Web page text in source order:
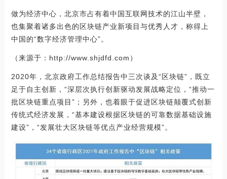
做为经济中心，北京市占有着中国互联网技术的江山半壁，
也集聚着诸多出色的区块链产业新项目与优秀人才，称得上
中国的“数字经济管理中心”。
（来源于：http://www.shjdfd.com）
2020年，北京政府工作总结报告中三次谈及“区块链”，既立
足于自主创新，“深层次执行创新驱动发展战略定位，“推动一
批区块链重点项目”；另外，也着眼于促进区块链颠覆式创新
传统式经济发展，“基本建设根据区块链的可靠数据基础设施
建设”，“发展壮大区块链等优点产业经营规模”。